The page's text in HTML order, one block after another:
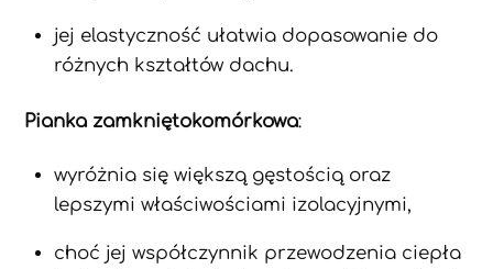
jej elastyczność ułatwia dopasowanie do
różnych kształtów dachu.
Pianka zamkniętokomórkowa:
wyróżnia się większą gęstością oraz
lepszymi właściwościami izolacyjnymi,
choć jej współczynnik przewodzenia ciepła